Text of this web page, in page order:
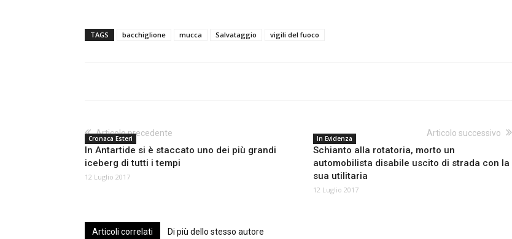
TAGS bacchiglione mucca Salvataggio vigili del fuoco
Articolo precedente
Cronaca Esteri
In Antartide si è staccato uno dei più grandi
iceberg di tutti i tempi
12 Luglio 2017
Articolo successivo
In Evidenza
Schianto alla rotatoria, morto un
automobilista disabile uscito di strada con la
sua utilitaria
12 Luglio 2017
Articoli correlati Di più dello stesso autore